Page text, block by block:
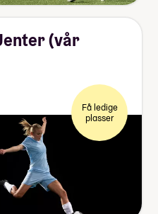
(vår
Få ledige
plasser